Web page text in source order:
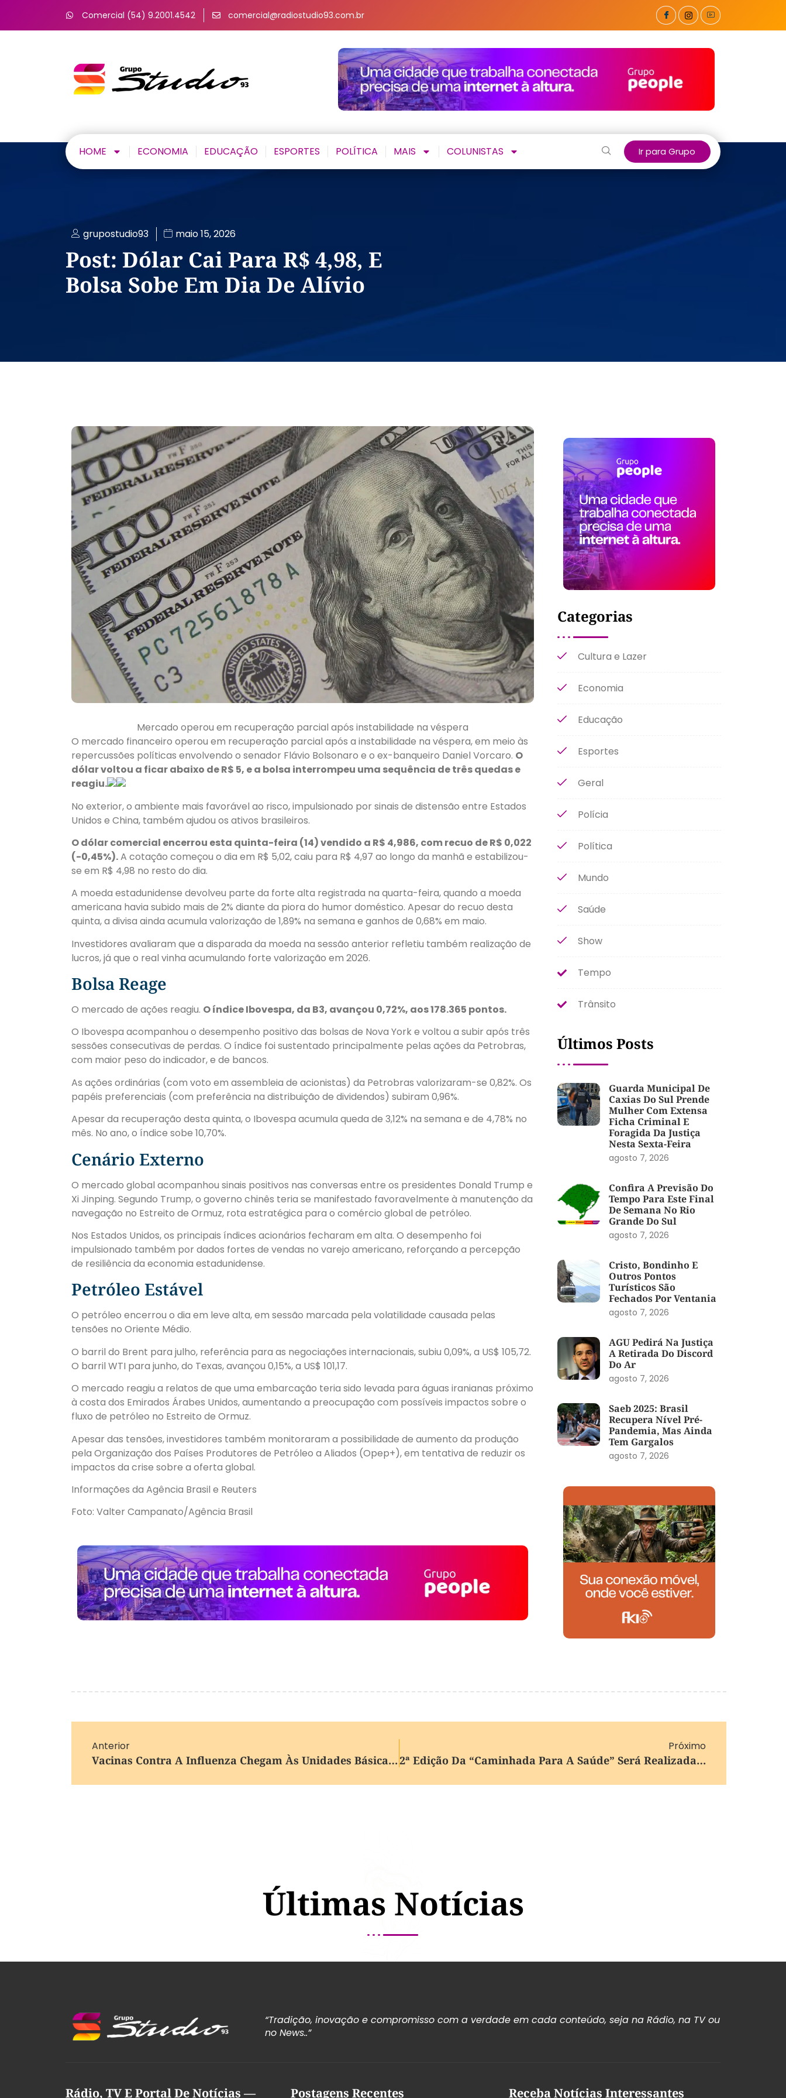
Comercial (54) 9.2001.4542 comercial@radiostudio93.com.br
HOME ECONOMIA EDUCAÇÃO ESPORTES POLÍTICA MAIS COLUNISTAS Ir para Grupo
grupostudio93 maio 15, 2026
Post: Dólar Cai Para R$ 4,98, E
Bolsa Sobe Em Dia De Alívio
Mercado operou em recuperação parcial após instabilidade na véspera
O mercado financeiro operou em recuperação parcial após a instabilidade na véspera, em meio às
repercussões políticas envolvendo o senador Flávio Bolsonaro e o ex-banqueiro Daniel Vorcaro. O
dólar voltou a ficar abaixo de R$ 5, e a bolsa interrompeu uma sequência de três quedas e
reagiu.
No exterior, o ambiente mais favorável ao risco, impulsionado por sinais de distensão entre Estados
Unidos e China, também ajudou os ativos brasileiros.
O dólar comercial encerrou esta quinta-feira (14) vendido a R$ 4,986, com recuo de R$ 0,022
(-0,45%).A cotação começou o dia em R$ 5,02, caiu para R$ 4,97 ao longo da manhã e estabilizou-
se em R$ 4,98 no resto do dia.
A moeda estadunidense devolveu parte da forte alta registrada na quarta-feira, quando a moeda
americana havia subido mais de 2% diante da piora do humor doméstico. Apesar do recuo desta
quinta, a divisa ainda acumula valorização de 1,89% na semana e ganhos de 0,68% em maio.
Investidores avaliaram que a disparada da moeda na sessão anterior refletiu também realização de
lucros, já que o real vinha acumulando forte valorização em 2026.
Bolsa Reage
O mercado de ações reagiu. O índice Ibovespa, da B3, avançou 0,72%, aos 178.365 pontos.
O Ibovespa acompanhou o desempenho positivo das bolsas de Nova York e voltou a subir após três
sessões consecutivas de perdas. O índice foi sustentado principalmente pelas ações da Petrobras,
com maior peso do indicador, e de bancos.
As ações ordinárias (com voto em assembleia de acionistas) da Petrobras valorizaram-se 0,82%. Os
papéis preferenciais (com preferência na distribuição de dividendos) subiram 0,96%.
Apesar da recuperação desta quinta, o Ibovespa acumula queda de 3,12% na semana e de 4,78% no
mês. No ano, o índice sobe 10,70%.
Cenário Externo
O mercado global acompanhou sinais positivos nas conversas entre os presidentes Donald Trump e
Xi Jinping. Segundo Trump, o governo chinês teria se manifestado favoravelmente à manutenção da
navegação no Estreito de Ormuz, rota estratégica para o comércio global de petróleo.
Nos Estados Unidos, os principais índices acionários fecharam em alta. O desempenho foi
impulsionado também por dados fortes de vendas no varejo americano, reforçando a percepção
de resiliência da economia estadunidense.
Petróleo Estável
O petróleo encerrou o dia em leve alta, em sessão marcada pela volatilidade causada pelas
tensões no Oriente Médio.
O barril do Brent para julho, referência para as negociações internacionais, subiu 0,09%, a US$ 105,72.
O barril WTI para junho, do Texas, avançou 0,15%, a US$ 101,17.
O mercado reagiu a relatos de que uma embarcação teria sido levada para águas iranianas próximo
à costa dos Emirados Árabes Unidos, aumentando a preocupação com possíveis impactos sobre o
fluxo de petróleo no Estreito de Ormuz.
Apesar das tensões, investidores também monitoraram a possibilidade de aumento da produção
pela Organização dos Países Produtores de Petróleo a Aliados (Opep+), em tentativa de reduzir os
impactos da crise sobre a oferta global.
Informações da Agência Brasil e Reuters
Foto: Valter Campanato/Agência Brasil
Categorias
Cultura e Lazer
Economia
Educação
Esportes
Geral
Polícia
Política
Mundo
Saúde
Show
Tempo
Trânsito
Últimos Posts
Guarda Municipal De
Caxias Do Sul Prende
Mulher Com Extensa
Ficha Criminal E
Foragida Da Justiça
Nesta Sexta-Feira
agosto 7, 2026
Confira A Previsão Do
Tempo Para Este Final
De Semana No Rio
Grande Do Sul
agosto 7, 2026
Cristo, Bondinho E
Outros Pontos
Turísticos São
Fechados Por Ventania
agosto 7, 2026
AGU Pedirá Na Justiça
A Retirada Do Discord
Do Ar
agosto 7, 2026
Saeb 2025: Brasil
Recupera Nível Pré-
Pandemia, Mas Ainda
Tem Gargalos
agosto 7, 2026
Anterior
Vacinas Contra A Influenza Chegam Às Unidades Básicas De Saúde De Garibaldi
Próximo
2ª Edição Da “Caminhada Para A Saúde” Será Realizada Neste Domingo Em Garibaldi
Últimas Notícias
“Tradição, inovação e compromisso com a verdade em cada conteúdo, seja na Rádio, na TV ou
no News..”
Rádio, TV E Portal De Notícias — Postagens Recentes Receba Notícias Interessantes